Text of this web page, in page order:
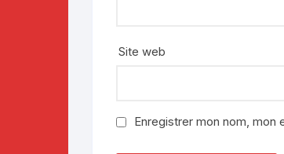
Site web
Enregistrer mon nom, mon